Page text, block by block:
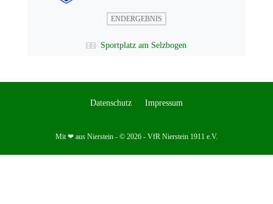
ENDERGEBNIS
Sportplatz am Selzbogen
Datenschutz Impressum
Mit ❤ aus Nierstein - © 2026 - VfR Nierstein 1911 e.V.